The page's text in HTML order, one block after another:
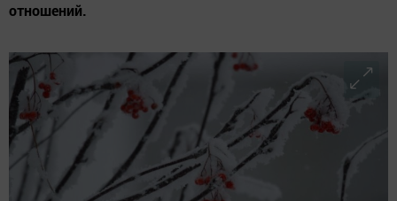
отношений.